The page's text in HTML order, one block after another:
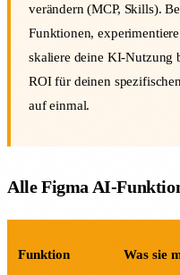
verändern (MCP, Skills).
Funktionen,
skaliere deine KI-Nutzung
ROI für deinen
auf einmal.
Alle Figma AI-
Funktion Was sie